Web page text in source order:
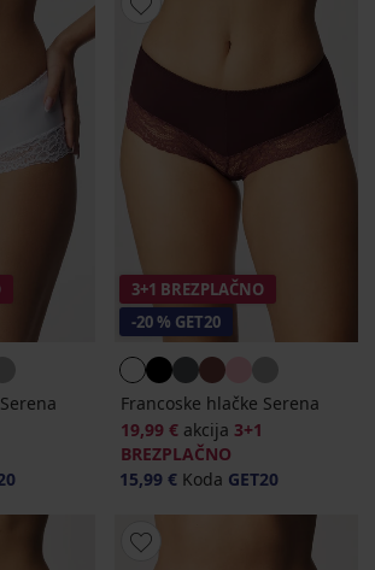
3+1 BREZPLAČNO
-20 % GET20
Francoske hlačke Serena
19,99 € akcija 3+1
BREZPLAČNO
15,99 € Koda GET20